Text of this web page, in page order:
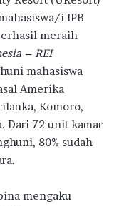
i IPB
meraih
– REI
mahasiswa
Amerika
Komoro,
Dari 72 unit kamar
80% sudah
mengaku